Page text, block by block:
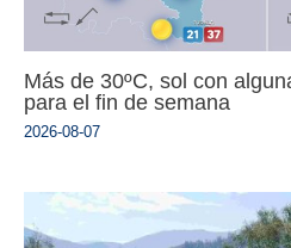
Más de 30ºC, sol con
para el fin de semana
2026-08-07